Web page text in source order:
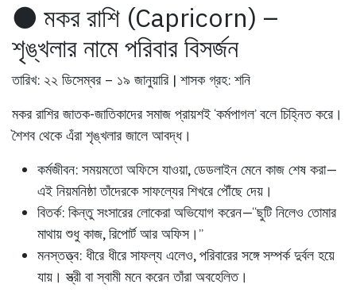
⚫ মকর রাশি (Capricorn) –
শৃঙ্খলার নামে পরিবার বিসর্জন
তারিখ: ২২ ডিসেম্বর – ১৯ জানুয়ারি | শাসক গ্রহ: শনি
মকর রাশির জাতক-জাতিকাদের সমাজ প্রায়শই ‘কর্মপাগল’ বলে চিহ্নিত করে।
শৈশব থেকে এঁরা শৃঙ্খলার জালে আবদ্ধ।
কর্মজীবন: সময়মতো অফিসে যাওয়া, ডেডলাইন মেনে কাজ শেষ করা—
এই নিয়মনিষ্ঠা তাঁদেরকে সাফল্যের শিখরে পৌঁছে দেয়।
বিতর্ক: কিন্তু সংসারের লোকেরা অভিযোগ করেন—“ছুটি নিলেও তোমার
মাথায় শুধু কাজ, রিপোর্ট আর অফিস।”
মনস্তত্ত্ব: ধীরে ধীরে সাফল্য এলেও, পরিবারের সঙ্গে সম্পর্ক দুর্বল হয়ে
যায়। স্ত্রী বা স্বামী মনে করেন তাঁরা অবহেলিত।